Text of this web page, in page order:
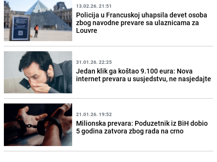
13.02.26. 21:51
Policija u Francuskoj uhapsila devet osoba
zbog navodne prevare sa ulaznicama za
Louvre
31.01.26. 22:25
Jedan klik ga koštao 9.100 eura: Nova
internet prevara u susjedstvu, ne nasjedajte
21.01.26. 19:52
Milionska prevara: Poduzetnik iz BiH dobio
5 godina zatvora zbog rada na crno